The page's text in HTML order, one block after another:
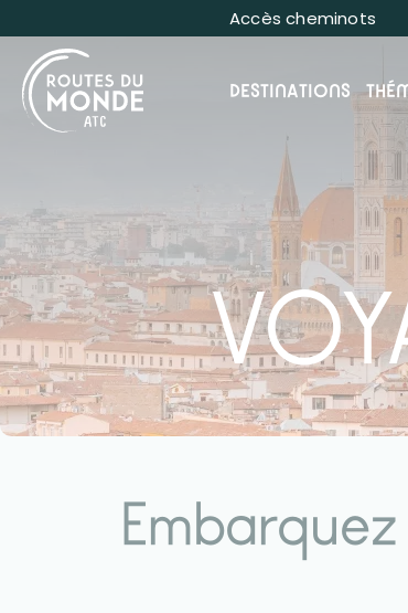
DESTINATIONS
Accès cheminots
Panneau de gestion des cookies